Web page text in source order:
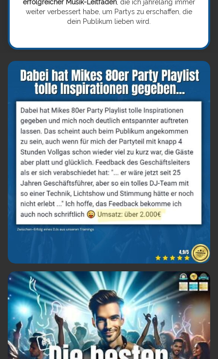
erfolgreicher Musik-Leitfäden , die ich jahrelang immer
weiter verbessert habe, um Partys zu erschaffen, die
dein Publikum lieben wird.